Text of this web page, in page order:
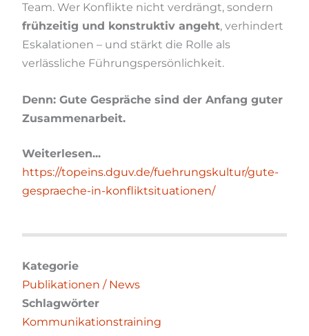
Team. Wer Konflikte nicht verdrängt, sondern
frühzeitig und konstruktiv angeht, verhindert
Eskalationen – und stärkt die Rolle als
verlässliche Führungspersönlichkeit.
Denn: Gute Gespräche sind der Anfang guter
Zusammenarbeit.
Weiterlesen...
https://topeins.dguv.de/fuehrungskultur/gute-
gespraeche-in-konfliktsituationen/
Kategorie
Publikationen / News
Schlagwörter
Kommunikationstraining